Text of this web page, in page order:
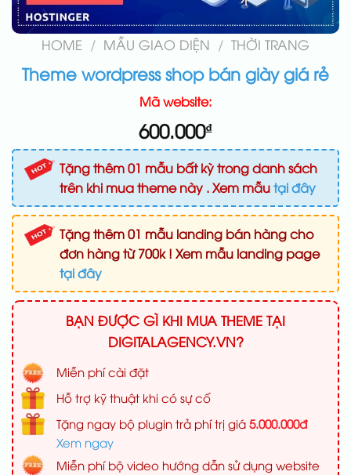
HOME / MẪU GIAO DIỆN / THỜI TRANG
Theme wordpress shop bán giày giá rẻ
Mã website:
600.000₫
Tặng thêm 01 mẫu bất kỳ trong danh sách
trên khi mua theme này . Xem mẫutại đây
Tặng thêm 01 mẫu landing bán hàng cho
đơn hàng từ 700k ! Xem mẫu landing page
tại đây
BẠN ĐƯỢC GÌ KHI MUA THEME TẠI
DIGITALAGENCY.VN?
Miễn phí cài đặt
Hỗ trợ kỹ thuật khi có sự cố
Tặng ngay bộ plugin trả phí trị giá 5.000.000đ
Xem ngay
Miễn phí bộ video hướng dẫn sử dụng website